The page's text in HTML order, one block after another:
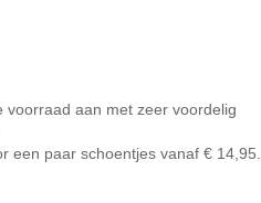
aan met zeer voordelig
een paar schoentjes vanaf € 14,95.